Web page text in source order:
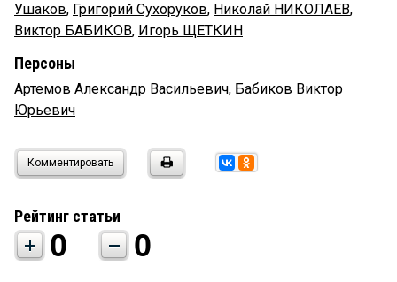
Ушаков, Григорий Сухоруков, Николай НИКОЛАЕВ,
Виктор БАБИКОВ, Игорь ЩЕТКИН
Персоны
Артемов Александр Васильевич, Бабиков Виктор
Юрьевич
Комментировать
Рейтинг статьи
0 0